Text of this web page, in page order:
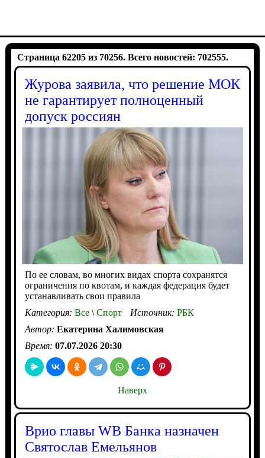
Страница 62205 из 70256. Всего новостей: 702555.
Журова заявила, что решение МОК
не гарантирует полноценный
допуск россиян
По ее словам, во многих видах спорта сохранятся
ограничения по квотам, и каждая федерация будет
устанавливать свои правила
Категория: Все\Спорт Источник: РБК
Автор: Екатерина Халимовская
Время: 07.07.2026 20:30
Наверх
Врио главы WB Банка назначен
Святослав Емельянов